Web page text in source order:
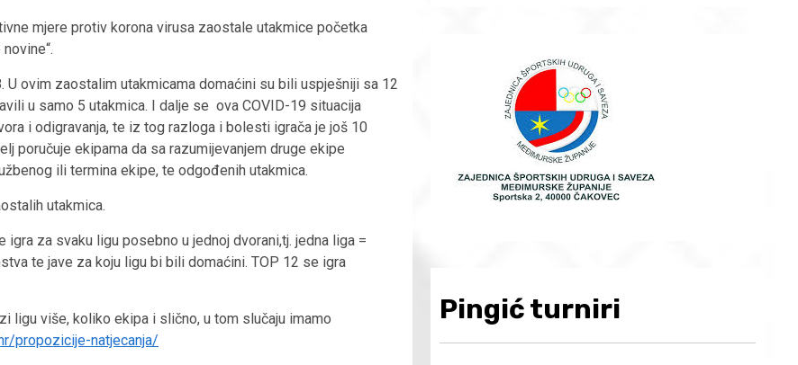
mjere protiv korona virusa zaostale utakmice početka
ovim zaostalim utakmicama domaćini su bili uspješniji sa 12
u samo 5 utakmica. I dalje se ova COVID-19 situacija
i odigravanja, te iz tog razloga i bolesti igrača je još 10
poručuje ekipama da sa razumijevanjem druge ekipe
ili termina ekipe, te odgođenih utakmica.
utakmica.
za svaku ligu posebno u jednoj dvorani,tj. jedna liga =
te jave za koju ligu bi bili domaćini. TOP 12 se igra
ligu više, koliko ekipa i slično, u tom slučaju imamo
propozicije-natjecanja/
Pingić turniri